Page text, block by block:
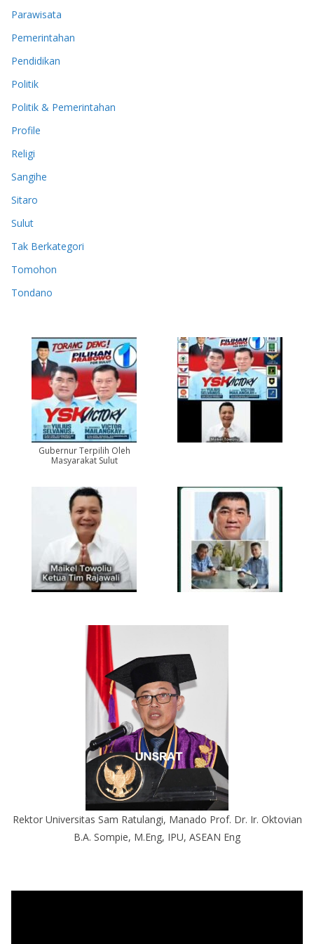
Parawisata
Pemerintahan
Pendidikan
Politik
Politik & Pemerintahan
Profile
Religi
Sangihe
Sitaro
Sulut
Tak Berkategori
Tomohon
Tondano
Gubernur Terpilih Oleh
Masyarakat Sulut
Rektor Universitas Sam Ratulangi, Manado Prof. Dr. Ir. Oktovian
B.A. Sompie, M.Eng, IPU, ASEAN Eng